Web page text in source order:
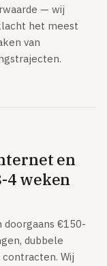
— wij
het meest
van
en
4 weken
€150-
dubbele
Wij